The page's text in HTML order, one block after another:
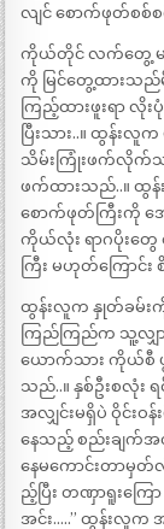
လျင် စောက်ဖုတ်စစ်
ကိုယ်တိုင် လက်တွေ့ မလို
ကို မြင်တွေ့ထားသည်မို့
ကြည့်ထားဖူးရာ လိုး
ပြီးသား..။ ထွန်းလူ
သိမ်းကြုံးဖက်လိုက်သ
ဖက်ထားသည်..။ ထွန်
စောက်ဖုတ်ကြီးကို
ကိုယ်လုံး ရာဂပိုးတွ
ကြီး မဟုတ်ကြောင်
ထွန်းလူက နှုတ်ခမ်း
ကြည်ကြည်က သူ့လျှာ
ယောက်သား ကိုယ်စီ ပွ
သည်..။ နှစ်ဦးစလုံး ရ
အလျှင်းမရှိပဲ ဝိုင်း
နေသည့် စည်းချက်အလို
နေမကောင်းတာမှ
ည့်ပြီး တဏှာရူးကြေ
အင်း…..” ထွန်းလူက